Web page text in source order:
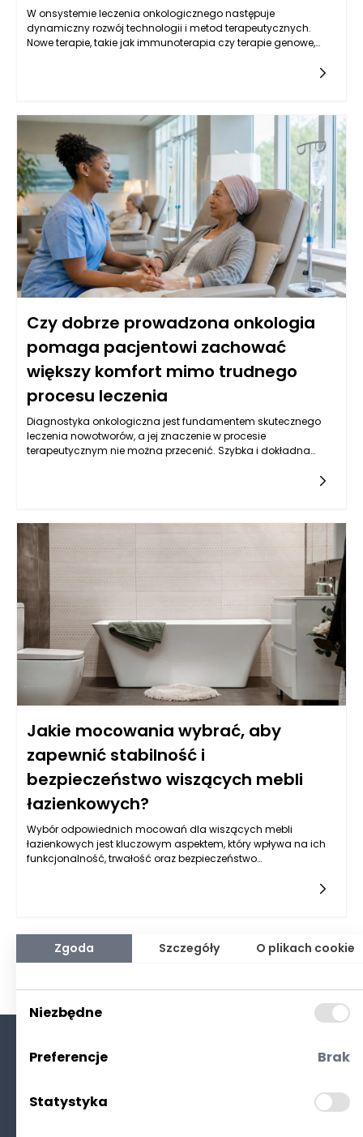
W onsystemie leczenia onkologicznego następuje
dynamiczny rozwój technologii i metod terapeutycznych.
Nowe terapie, takie jak immunoterapia czy terapie genowe,
mogą przyczynić się do ograniczenia skutków ubocznych. Te
modyfikacji genetycznych komórek nowotworowych, co w
efekcie może zmniejszać potrzebę stosowania tradycyjnych
terapii, takich jak chemioterapia. Decyzje podejmowane w
kontekście onkologii w Warszawie często uwzględniają
możliwości podejścia do leczenia, które są bardziej precyzyjne
i zindywidualizowane. Dzięki temu leczenie onkologiczne w
Warszawie staje się bardziej skuteczne, a zarazem mniej
obciążające dla pacjentów. Rozwój wiedzy oraz innowacyjne
podejścia są kluczowe w walce z nowotworami, co pomaga
osiągać lepsze wyniki terapeutyczne przy mniejszych
skutkach ubocznych.
Czy dobrze prowadzona onkologia
pomaga pacjentowi zachować
większy komfort mimo trudnego
procesu leczenia
Diagnostyka onkologiczna jest fundamentem skutecznego
leczenia nowotworów, a jej znaczenie w procesie
terapeutycznym nie można przecenić. Szybka i dokładna
odpowiednich strategii terapeutycznych, co w efekcie podnosi
tomografia komputerowa, rezonans magnetyczny oraz
biopsja, co umożliwia precyzyjne określenie stadium choroby.
Kluczowe jest także regularne wykonywanie badań
kontrolnych oraz konsultacji onkologicznych, które pozwalają
na monitorowanie ewentualnych zmian w organizmie. Dzięki
współpracy z lekarzami innych specjalności, proces
diagnostyczny staje się bardziej kompleksowy i dostosowany
do indywidualnych potrzeb pacjenta.
Jakie mocowania wybrać, aby
zapewnić stabilność i
bezpieczeństwo wiszących mebli
łazienkowych?
Wybór odpowiednich mocowań dla wiszących mebli
łazienkowych jest kluczowym aspektem, który wpływa na ich
funkcjonalność, trwałość oraz bezpieczeństwo
łatwym. Właściwe mocowania powinny być dostosowane do
rodzaju mebli, ich wagi oraz typu ściany, na której są
zamocowane.
Polityka prywatności
Zgoda Szczegóły O plikach cookie
Niezbędne
Preferencje Brak
Statystyka